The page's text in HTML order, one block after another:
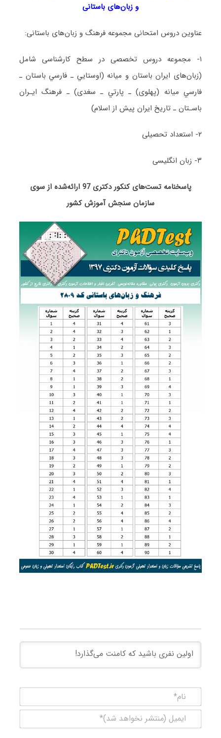
و زبان‌های باستانی
عناوین دروس امتحانی مجموعه فرهنگ و زبان‌های باستانی:
۱- مجموعه دروس تخصصی در سطح کارشناسی شامل
(زﺑﺎنﻫﺎی اﻳﺮان ﺑﺎﺳﺘﺎن و ﻣﻴﺎﻧﻪ (اوﺳﺘﺎﻳﻲ ـ ﻓﺎرﺳﻲ ﺑﺎﺳﺘﺎن ـ
ﻓﺎرﺳﻲ ﻣﻴﺎﻧﻪ (ﭘﻬﻠﻮی) ـ ﭘﺎرﺗﻲ ـ ﺳﻐﺪی) ـ ﻓﺮﻫﻨﮓ اﻳـﺮان
ﺑﺎﺳـﺘﺎن ـ ﺗﺎرﻳﺦ اﻳﺮان ﭘﻴﺶ از اﺳﻼم)
۲- استعداد تحصیلی
۳- زبان انگلیسی
پاسخنامه تست‌های کنکور دکتری 97 ارائه‌شده از سوی
سازمان سنجش آموزش کشور
(منتشر